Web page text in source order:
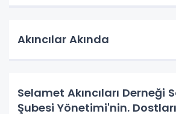
Akıncılar Akında
Selamet Akıncıları Derneği
Şubesi Yönetimi'nin.